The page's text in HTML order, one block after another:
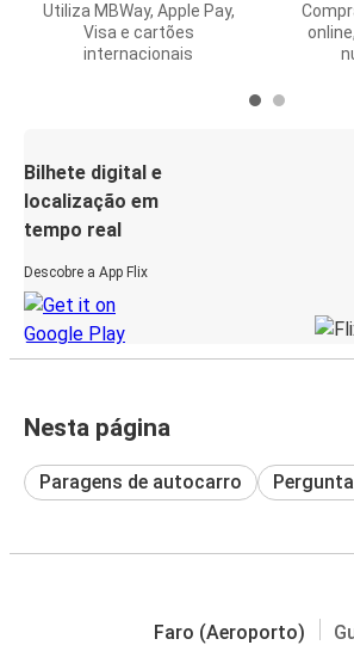
Utiliza MBWay, Apple Pay,
Visa e cartões
internacionais
Bilhete digital e
localização em
tempo real
Descobre a App Flix
Nesta página
Paragens de autocarro
Faro (Aeroporto)